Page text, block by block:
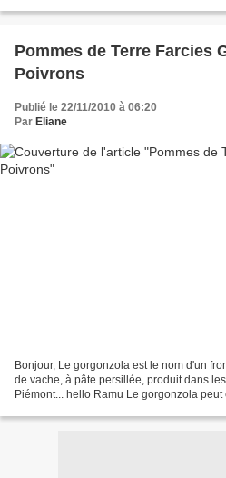
Pommes de Terre Farcies
Poivrons
Publié le 22/11/2010 à 06:20
Par Eliane
Bonjour, Le gorgonzola est le nom d'un
de vache, à pâte persillée, produit dans
Piémont... hello Ramu Le gorgonzola